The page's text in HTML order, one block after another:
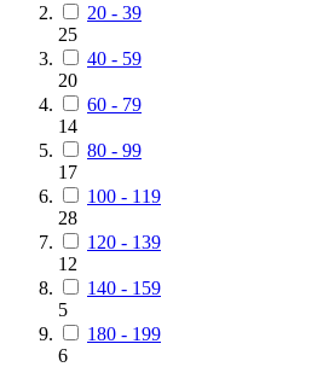
20 - 39
25
40 - 59
20
60 - 79
14
80 - 99
17
100 - 119
28
120 - 139
12
140 - 159
5
180 - 199
6